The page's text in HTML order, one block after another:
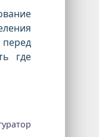
где